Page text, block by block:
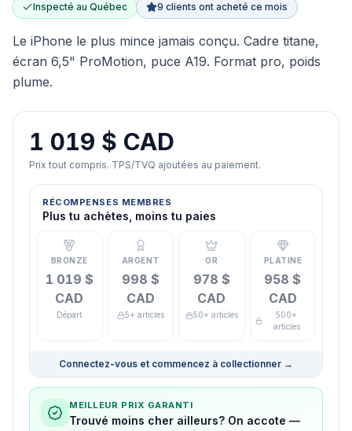
Inspecté au Québec
9 clients ont acheté ce mois
Le iPhone le plus mince jamais conçu. Cadre titane,
écran 6,5" ProMotion, puce A19. Format pro, poids
plume.
1 019 $ CAD
Prix tout compris. TPS/TVQ ajoutées au paiement.
RÉCOMPENSES MEMBRES
Plus tu achètes, moins tu paies
BRONZE
1 019 $
CAD
Départ
ARGENT
998 $
CAD
5+ articles
OR
978 $
CAD
50+ articles
PLATINE
958 $
CAD
500+
articles
Connectez-vous et commencez à collectionner →
MEILLEUR PRIX GARANTI
Trouvé moins cher ailleurs? On accote —